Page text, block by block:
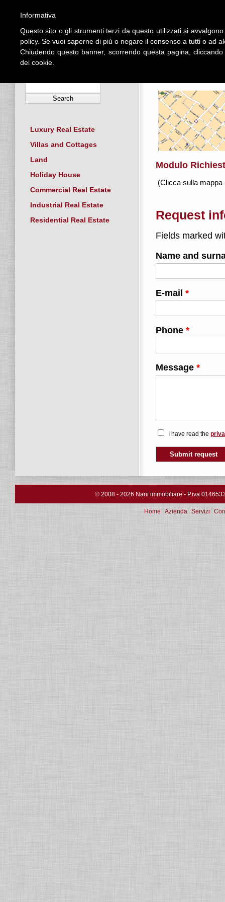
HOME
Luxury Real Estate
Villas and Cottages
Land
Holiday House
Commercial Real Estate
Industrial Real Estate
Residential Real Estate
Modulo
(Clicca sulla mappa
Request
Fields marked
Name and
E-mail *
Phone *
Message *
I have read the
© 2008 - 2026 Nani immobiliare - P.iva
Home Azienda Servizi
Informativa
Questo sito o gli strumenti terzi da questo utilizzati si
policy. Se vuoi saperne di più o negare il consenso a tutti o ad
Chiudendo questo banner, scorrendo questa pagina,
dei cookie.